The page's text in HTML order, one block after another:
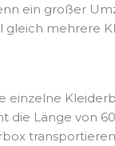
ein großer
gleich mehrere
einzelne
die Länge von